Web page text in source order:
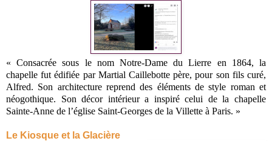
« Consacrée sous le nom Notre-Dame du Lierre en 1864, la
chapelle fut édifiée par Martial Caillebotte père, pour son fils curé,
Alfred. Son architecture reprend des éléments de style roman et
néogothique. Son décor intérieur a inspiré celui de la chapelle
Sainte-Anne de l’église Saint-Georges de la Villette à Paris. »
Le Kiosque et la Glacière